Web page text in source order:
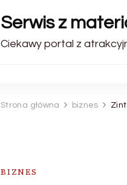
Serwis z
Ciekawy portal z
Strona główna biznes
BIZNES